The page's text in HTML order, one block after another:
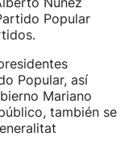
Popular
Popular, así
Mariano
también se